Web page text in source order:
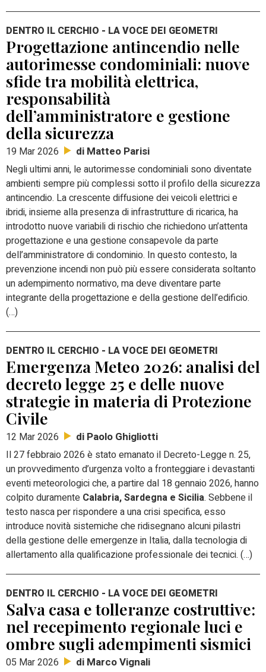
DENTRO IL CERCHIO - LA VOCE DEI GEOMETRI
Progettazione antincendio nelle
autorimesse condominiali: nuove
sfide tra mobilità elettrica,
responsabilità
dell’amministratore e gestione
della sicurezza
19 Mar 2026 di Matteo Parisi
Negli ultimi anni, le autorimesse condominiali sono diventate
ambienti sempre più complessi sotto il profilo della sicurezza
antincendio. La crescente diffusione dei veicoli elettrici e
ibridi, insieme alla presenza di infrastrutture di ricarica, ha
introdotto nuove variabili di rischio che richiedono un’attenta
progettazione e una gestione consapevole da parte
dell’amministratore di condominio. In questo contesto, la
prevenzione incendi non può più essere considerata soltanto
un adempimento normativo, ma deve diventare parte
integrante della progettazione e della gestione dell’edificio.
(…)
DENTRO IL CERCHIO - LA VOCE DEI GEOMETRI
Emergenza Meteo 2026: analisi del
decreto legge 25 e delle nuove
strategie in materia di Protezione
Civile
12 Mar 2026 di Paolo Ghigliotti
Il 27 febbraio 2026 è stato emanato il Decreto-Legge n. 25,
un provvedimento d’urgenza volto a fronteggiare i devastanti
eventi meteorologici che, a partire dal 18 gennaio 2026, hanno
colpito duramente Calabria, Sardegna e Sicilia. Sebbene il
testo nasca per rispondere a una crisi specifica, esso
introduce novità sistemiche che ridisegnano alcuni pilastri
della gestione delle emergenze in Italia, dalla tecnologia di
allertamento alla qualificazione professionale dei tecnici. (…)
DENTRO IL CERCHIO - LA VOCE DEI GEOMETRI
Salva casa e tolleranze costruttive:
nel recepimento regionale luci e
ombre sugli adempimenti sismici
05 Mar 2026 di Marco Vignali